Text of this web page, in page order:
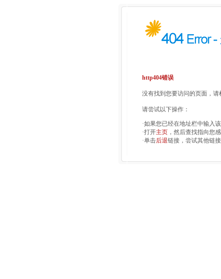
http404错误
没有找到您要访问的页面，
请尝试以下操作：
·如果您已经在地址栏中输入
·打开主页 ，然后查找指向您
·单击后退链接，尝试其他链